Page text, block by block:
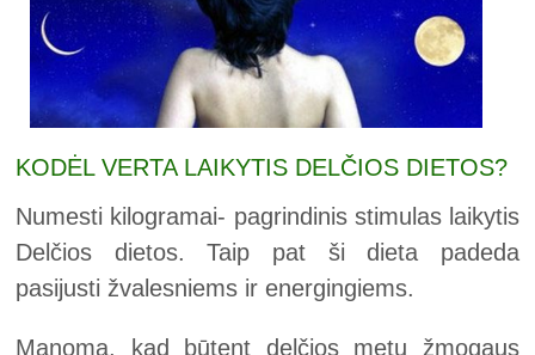
KODĖL VERTA LAIKYTIS DELČIOS DIETOS?
Numesti kilogramai- pagrindinis stimulas laikytis
Delčios dietos. Taip pat ši dieta padeda
pasijusti žvalesniems ir energingiems.
Manoma, kad būtent delčios metu žmogaus